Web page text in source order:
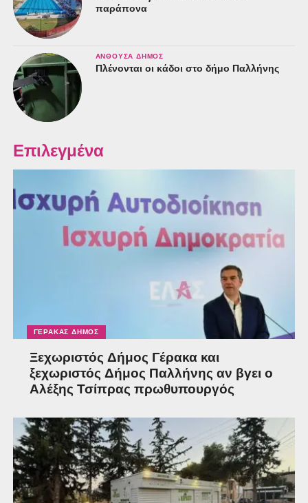
παράπονα
ΑΝΘΟΎΣΑ ΔΉΜΟΣ
Πλένονται οι κάδοι στο δήμο Παλλήνης
Επιλεγμένα
ΓΈΡΑΚΑΣ ΔΉΜΟΣ
Ξεχωριστός Δήμος Γέρακα και
ξεχωριστός Δήμος Παλλήνης αν βγει ο
Αλέξης Τσίπρας πρωθυπουργός